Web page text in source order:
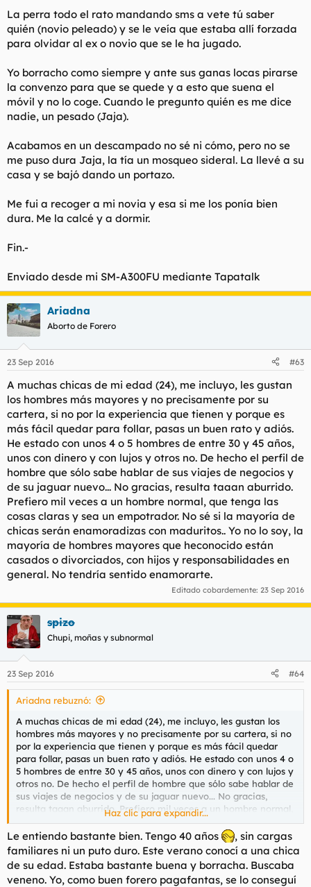
La perra todo el rato mandando sms a vete tú saber
quién (novio peleado) y se le veía que estaba allí forzada
para olvidar al ex o novio que se le ha jugado.
Yo borracho como siempre y ante sus ganas locas pirarse
la convenzo para que se quede y a esto que suena el
móvil y no lo coge. Cuando le pregunto quién es me dice
nadie, un pesado (Jaja).
Acabamos en un descampado no sé ni cómo, pero no se
me puso dura Jaja, la tía un mosqueo sideral. La llevé a su
casa y se bajó dando un portazo.
Me fui a recoger a mi novia y esa si me los ponía bien
dura. Me la calcé y a dormir.
Fin.-
Enviado desde mi SM-A300FU mediante Tapatalk
Ariadna
Aborto de Forero
23 Sep 2016 #63
A muchas chicas de mi edad (24), me incluyo, les gustan
los hombres más mayores y no precisamente por su
cartera, si no por la experiencia que tienen y porque es
más fácil quedar para follar, pasas un buen rato y adiós.
He estado con unos 4 o 5 hombres de entre 30 y 45 años,
unos con dinero y con lujos y otros no. De hecho el perfil de
hombre que sólo sabe hablar de sus viajes de negocios y
de su jaguar nuevo... No gracias, resulta taaan aburrido.
Prefiero mil veces a un hombre normal, que tenga las
cosas claras y sea un empotrador. No sé si la mayoría de
chicas serán enamoradizas con maduritos.. Yo no lo soy, la
mayoría de hombres mayores que heconocido están
casados o divorciados, con hijos y responsabilidades en
general. No tendría sentido enamorarte.
Editado cobardemente: 23 Sep 2016
spizo
Chupi, moñas y subnormal
23 Sep 2016 #64
Ariadna rebuznó:
A muchas chicas de mi edad (24), me incluyo, les gustan los
hombres más mayores y no precisamente por su cartera, si no
por la experiencia que tienen y porque es más fácil quedar
para follar, pasas un buen rato y adiós. He estado con unos 4 o
5 hombres de entre 30 y 45 años, unos con dinero y con lujos y
otros no. De hecho el perfil de hombre que sólo sabe hablar de
sus viajes de negocios y de su jaguar nuevo... No gracias,
resulta taaan aburrido. Prefiero mil veces a un hombre normal,
que tenga las cosas claras y sea un empotrador. No sé si la
mayoría de chicas serán enamoradizas con maduritos.. Yo no lo
soy, la mayoría de hombres mayores que heconocido están
casados o divorciados, con hijos y responsabilidades en
general. No tendría sentido enamorarte.
Haz clic para expandir...
Le entiendo bastante bien. Tengo 40 años
, sin cargas
familiares ni un puto duro. Este verano conocí a una chica
de su edad. Estaba bastante buena y borracha. Buscaba
veneno. Yo, como buen forero pagafantas, se lo conseguí